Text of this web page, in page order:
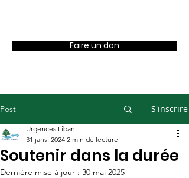
Faire un don
Post S'inscrire
Soutenir dans la durée
Urgences Liban
31 janv. 2024 2 min de lecture
Dernière mise à jour : 30 mai 2025